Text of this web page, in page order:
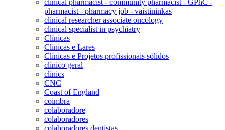
pharmacist - pharmacy job - vaistininkas
clinical researcher associate oncology
clinical specialist in psychiatry
Clínicas
Clínicas e Lares
Clínicas e Projetos profissionais sólidos
clínico geral
clinics
CNC
Coast of England
coimbra
colaboradore
colaboradores
colaboradores dentistas